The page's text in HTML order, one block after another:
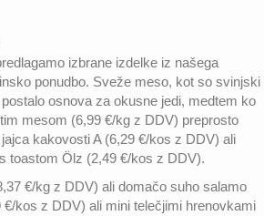
izbrane izdelke iz našega
ponudbo. Sveže meso, kot so svinjski
osnova za okusne jedi, medtem ko
mesom (6,99 €/kg z DDV) preprosto
kakovosti A (6,29 €/kos z DDV) ali
toastom Ölz (2,49 €/kos z DDV).
€/kg z DDV) ali domačo suho salamo
kos z DDV) ali mini telečjimi hrenovkami